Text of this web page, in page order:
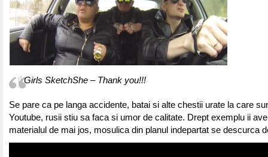
Girls SketchShe – Thank you!!!
Se pare ca pe langa accidente, batai si alte chestii urate la care
Youtube, rusii stiu sa faca si umor de calitate. Drept exemplu ii
materialul de mai jos, mosulica din planul indepartat se descurca